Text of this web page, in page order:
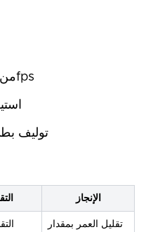
تحويل 240fps من مصدر 24fps
توليف
الإنجاز
تقليل العمر بمقدار